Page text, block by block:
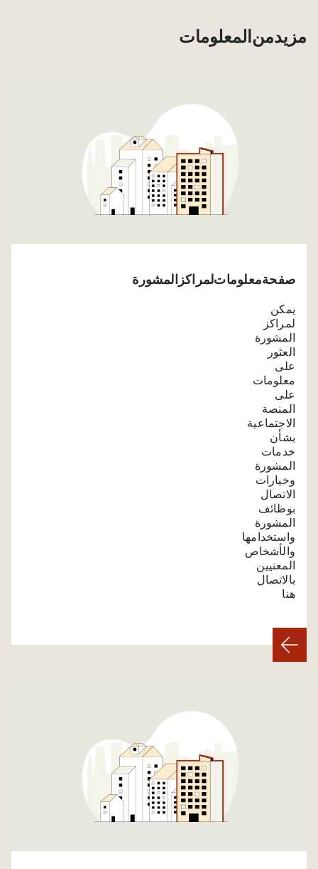
مزيد من المعلومات
صفحة معلومات لمراكز المشورة
يمكن
لمراكز
المشورة
العثور
على
معلومات
على
المنصة
الاجتماعية
بشأن
خدمات
المشورة
وخيارات
الاتصال
بوظائف
المشورة
واستخدامها
والأشخاص
المعنيين
بالاتصال
هنا.